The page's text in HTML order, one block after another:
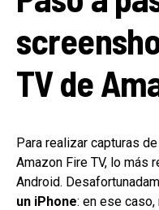
TV de
Para realizar capturas
Amazon Fire TV, lo más
Android.
un iPhone: en ese